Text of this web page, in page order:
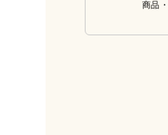
商品